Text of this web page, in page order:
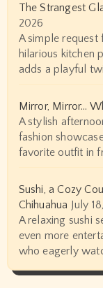
The Strangest
2026
A simple
hilarious kitchen
adds a playful
Mirror, Mirror…
A stylish
fashion
favorite outfit in
Sushi, a Cozy
Chihuahua July
A relaxing sushi
even more
who eagerly